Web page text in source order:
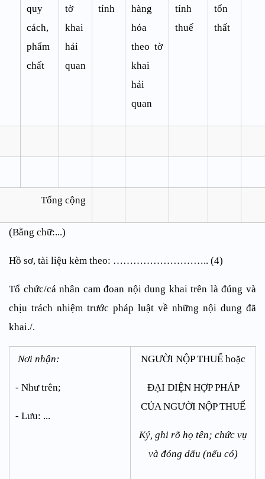
quy
cách,
phẩm
chất
tờ
khai
hải
quan
tính
hàng
hóa
theo tờ
khai
hải
quan
tính
thuế
tổn
thất
Tổng cộng
(Bằng chữ:...)
Hồ sơ, tài liệu kèm theo: ……………………….. (4)
Tổ chức/cá nhân cam đoan nội dung khai trên là đúng và
chịu trách nhiệm trước pháp luật về những nội dung đã
khai./.
Nơi nhận:
- Như trên;
- Lưu: ...
NGƯỜI NỘP THUẾ hoặc
ĐẠI DIỆN HỢP PHÁP
CỦA NGƯỜI NỘP THUẾ
Ký, ghi rõ họ tên; chức vụ
và đóng dấu (nếu có)